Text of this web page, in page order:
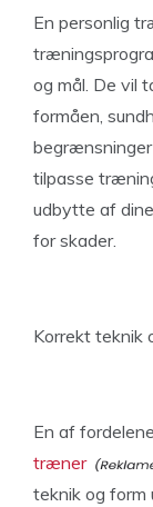
En personlig
og mål. De vil
formåen,
tilpasse
udbytte af
for skader.
Korrekt teknik
En af
træner
teknik og